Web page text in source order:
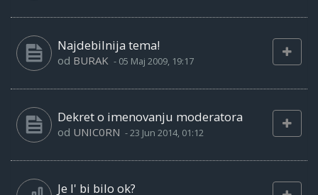
Najdebilnija tema!
od BURAK - 05 Maj 2009, 19:17
Dekret o imenovanju moderatora
od UNIC0RN -23 Jun 2014, 01:12
Je l' bi bilo ok?